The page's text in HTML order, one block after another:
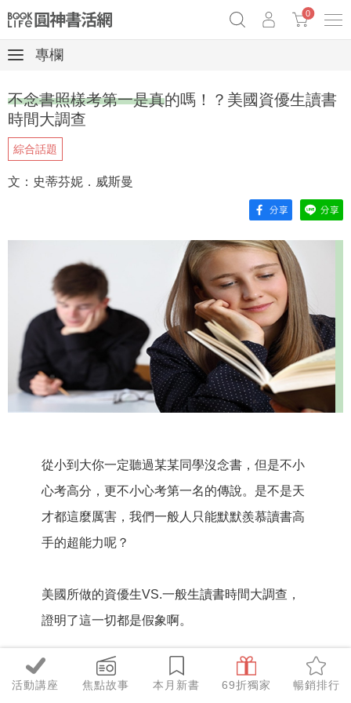
Netflix話題章魚小說！
0
活動講座 焦點故事 本月新書 69折獨家 暢銷排行
專欄
不念書照樣考第一是真的嗎！？美國資優生讀書
時間大調查
綜合話題
文：史蒂芬妮．威斯曼
從小到大你一定聽過某某同學沒念書，但是不小
心考高分，更不小心考第一名的傳說。是不是天
才都這麼厲害，我們一般人只能默默羨慕讀書高
手的超能力呢？
美國所做的資優生VS.一般生讀書時間大調查，
證明了這一切都是假象啊。
美國高中生、大學生念書時間：